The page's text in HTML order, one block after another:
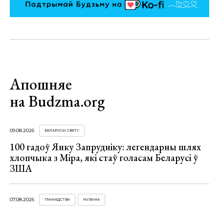
Апошняе
на Budzma.org
09.08.2026 БЕЛАРУСЫ СВЕТУ
100 гадоў Янку Запрудніку: легендарны шлях
хлопчыка з Міра, які стаў голасам Беларусі ў
ЗША
07.08.2026 ГРАМАДСТВА МУЗЫКА